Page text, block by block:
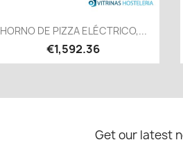
 Quick view
HORNO DE PIZZA ELÉCTRICO,...
€1,592.36
Get our latest